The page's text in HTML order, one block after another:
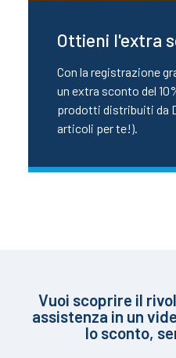
Ottieni l'extra
Con la registrazione
un extra sconto del
prodotti distribuiti da
articoli per te!).
Vuoi scoprire il
assistenza in un
lo sconto,